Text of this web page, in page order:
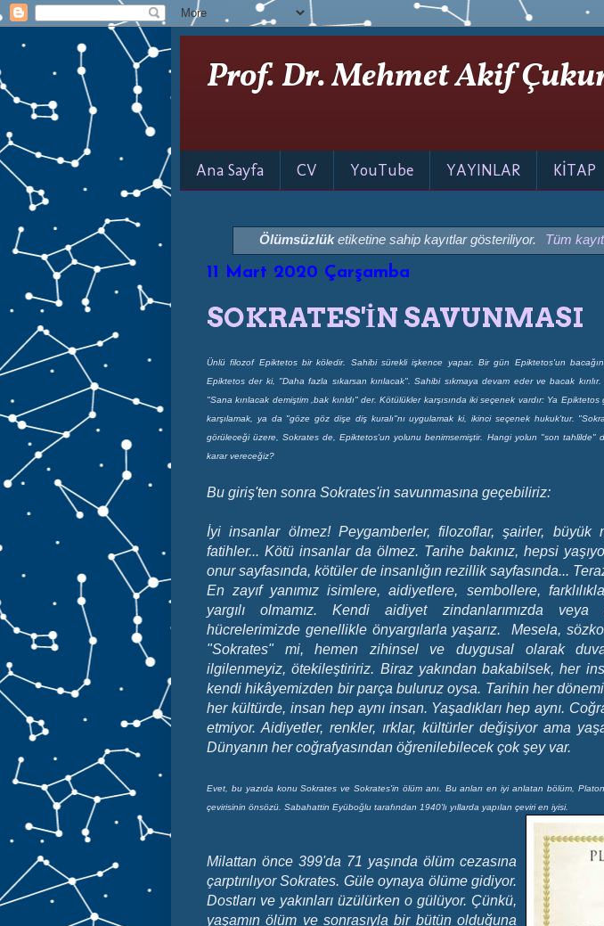
Prof. Dr. Mehmet Akif
Ana Sayfa CV YouTube YAYINLAR KİTAP
Ölümsüzlüketiketine sahip kayıtlar gösteriliyor. Tüm
11 Mart 2020 Çarşamba
SOKRATES'İN SAVUNMASI
Ünlü filozof Epiktetos bir köledir. Sahibi sürekli işkence yapar. Bir gün Epiktetos'un bacağını
Epiktetos der ki, "Daha fazla sıkarsan kırılacak". Sahibi sıkmaya devam eder ve bacak
"Sana kırılacak demiştim ,bak kırıldı" der. Kötülükler karşısında iki seçenek vardır: Ya
karşılamak, ya da "göze göz dişe diş kuralı"nı uygulamak ki, ikinci seçenek hukuk'tur.
görüleceği üzere, Sokrates de, Epiktetos'un yolunu benimsemiştir. Hangi yolun "son tahlilde"
karar vereceğiz?
Bu giriş'ten sonra Sokrates'in savunmasına geçebiliriz:
İyi insanlar ölmez! Peygamberler, filozoflar, şairler, büyük
fatihler... Kötü insanlar da ölmez. Tarihe bakınız, hepsi
onur sayfasında, kötüler de insanlığın rezillik sayfasında...
En zayıf yanımız isimlere, aidiyetlere, sembollere,
yargılı olmamız. Kendi aidiyet zindanlarımızda veya
hücrelerimizde genellikle önyargılarla yaşarız. Mesela,
"Sokrates" mi, hemen zihinsel ve duygusal olarak
ilgilenmeyiz, ötekileştiririz. Biraz yakından bakabilsek,her
kendi hikâyemizden bir parça buluruz oysa. Tarihin her
her kültürde, insan hep aynı insan. Yaşadıkları hep aynı.
etmiyor. Aidiyetler, renkler, ırklar, kültürler değişiyor ama
Dünyanın her coğrafyasından öğrenilebilecek çok şey var.
Evet, bu yazıda konu Sokrates ve Sokrates'in ölüm anı. Bu anları en iyi anlatan bölüm,
çevirisinin önsözü. Sabahattin Eyüboğlu tarafından 1940'lı yıllarda yapılan çeviri en iyisi.
Milattan önce 399'da 71 yaşında ölüm cezasına
çarptırılıyor Sokrates. Güle oynaya ölüme gidiyor.
Dostları ve yakınları üzülürken o gülüyor. Çünkü,
yaşamın ölüm ve sonrasıyla bir bütün olduğuna